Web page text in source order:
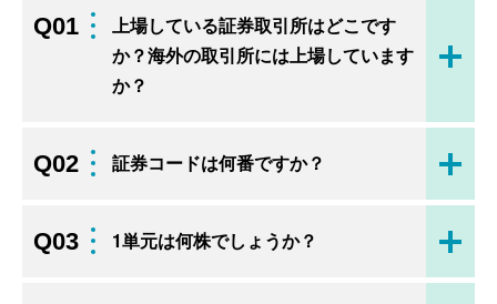
Q01
上場している証券取引所はどこです
か？海外の取引所には上場しています
か？
開く
Q02 証券コードは何番ですか？ 開く
Q03 1単元は何株でしょうか？ 開く